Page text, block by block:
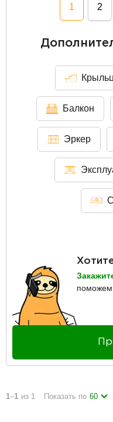
1 2
Балкон
Эркер
поможем
1–1 из 1 Показать по 60